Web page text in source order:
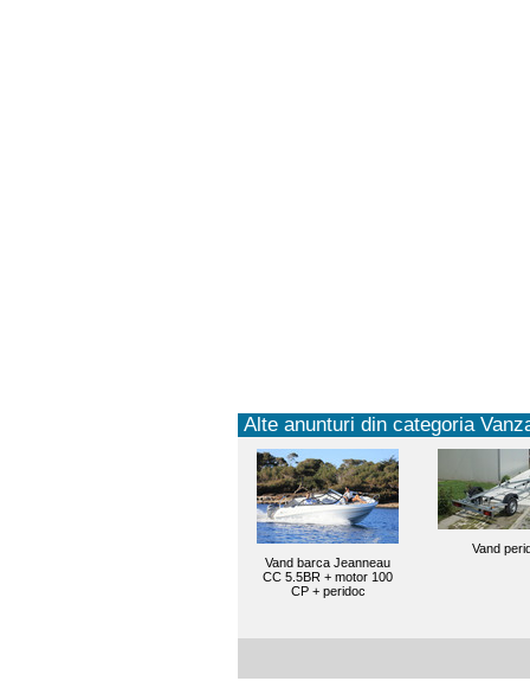
Alte anunturi din categoria
Vand barca Jeanneau
CC 5.5BR + motor 100
CP + peridoc
Vand